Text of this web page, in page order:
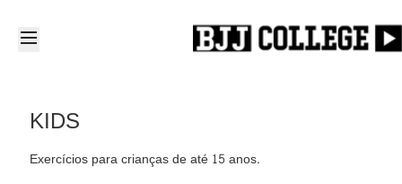
KIDS
Exercícios para crianças de até 15 anos.